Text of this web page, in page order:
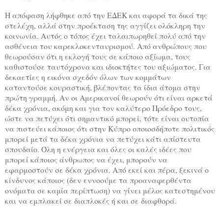
Η απόφαση λήφθηκε από την ΕΔΕΚ και αφορά τα δικά της
στελέχη, αλλά στην προέκταση της αγγίζει ολόκληρη την
κοινωνία. Αυτός ο τόπος έχει ταλαιπωρηθεί πολύ από την
ασθένεια του καρεκλοκενταυρισμού. Από ανθρώπους που
θεωρούσαν ότι η εκλογή τους σε κάποιο αξίωμα, τους
καθιστούσε ταυτόχρονα και ιδιοκτήτες του αξιώματος. Για
δεκαετίες η εικόνα σχεδόν όλων των κομμάτων
καταντούσε κουραστική, βλέποντας τα ίδια άτομα στην
πρώτη γραμμή. Αν οι Αμερικανοί θεωρούν ότι είναι αρκετά
δέκα χρόνια, ακόμη και για τον καλύτερο Πρόεδρο τους,
ώστε να πετύχει ότι σημαντικό μπορεί, τότε είναι ουτοπία
να πιστεύει κάποιος ότι στην Κύπρο οποιοσδήποτε πολιτικός
μπορεί μετά τα δέκα χρόνια να πετύχει κάτι απίστευτα
σπουδαίο. Όλη η ενέργεια και όλες οι καλές ιδέες που
μπορεί κάποιος άνθρωπος να έχει, μπορούν να
εφαρμοστούν σε δέκα χρόνια. Από εκεί και πέρα, ξεκινά ο
κίνδυνος κάποιος (δεν εννοούμε τα προαναφερθέντα
ονόματα σε καμία περίπτωση) να γίνει μέλος κατεστημένου
και να εμπλακεί σε διαπλοκές ή και σε διαφθορά.